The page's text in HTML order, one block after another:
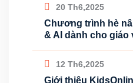
20 Th6,2025
Chương trình hè
& AI dành cho giáo
12 Th6,2025
Giới thiệu